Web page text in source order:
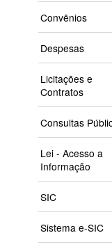
Convênios
Despesas
Licitações e
Contratos
Consultas
Lei - Acesso a
Informação
SIC
Sistema e-SIC